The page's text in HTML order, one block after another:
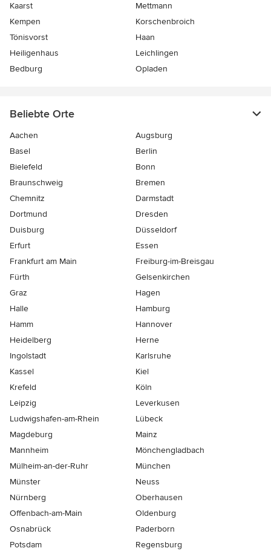
Kaarst
Mettmann
Kempen
Korschenbroich
Tönisvorst
Haan
Heiligenhaus
Leichlingen
Bedburg
Opladen
Beliebte Orte
Aachen
Augsburg
Basel
Berlin
Bielefeld
Bonn
Braunschweig
Bremen
Chemnitz
Darmstadt
Dortmund
Dresden
Duisburg
Düsseldorf
Erfurt
Essen
Frankfurt am Main
Freiburg-im-Breisgau
Fürth
Gelsenkirchen
Graz
Hagen
Halle
Hamburg
Hamm
Hannover
Heidelberg
Herne
Ingolstadt
Karlsruhe
Kassel
Kiel
Krefeld
Köln
Leipzig
Leverkusen
Ludwigshafen-am-Rhein
Lübeck
Magdeburg
Mainz
Mannheim
Mönchen­gladbach
Mülheim-an-der-Ruhr
München
Münster
Neuss
Nürnberg
Oberhausen
Offenbach-am-Main
Oldenburg
Osnabrück
Paderborn
Potsdam
Regensburg